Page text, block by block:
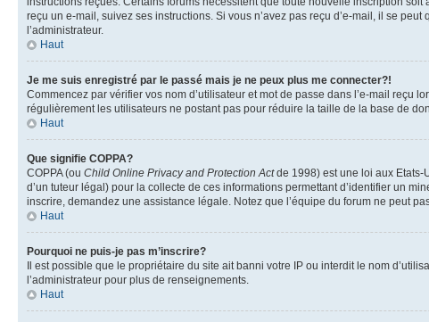
reçu un e-mail, suivez ses instructions. Si vous n’avez pas reçu d’e-mail, il se
l’administrateur.
Haut
Je me suis enregistré par le passé mais je ne peux plus me connecter?!
Commencez par vérifier vos nom d’utilisateur et mot de passe dans l’e-mail reçu
régulièrement les utilisateurs ne postant pas pour réduire la taille de la base de
Haut
Que signifie COPPA?
COPPA (ou Child Online Privacy and Protection Actde 1998) est une loi aux Etats-
d’un tuteur légal) pour la collecte de ces informations permettant d’identifier un
inscrire, demandez une assistance légale. Notez que l’équipe du forum ne peut
Haut
Pourquoi ne puis-je pas m’inscrire?
Il est possible que le propriétaire du site ait banni votre IP ou interdit le nom
l’administrateur pour plus de renseignements.
Haut